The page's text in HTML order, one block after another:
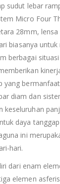
sudut lebar
Micro Four
28mm,
biasanya
berbagai
yang
diam dan
keseluruhan
daya
ini
hari.
dari enam
elemen